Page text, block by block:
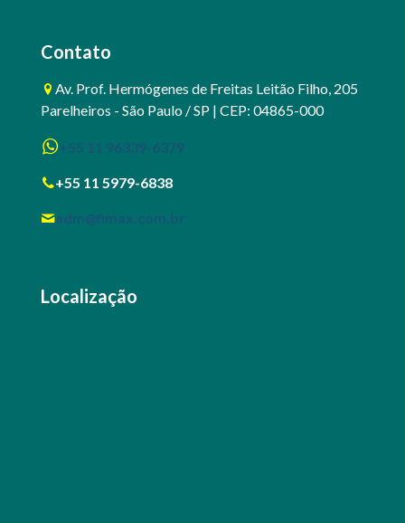
Contato
Av. Prof. Hermógenes de Freitas Leitão Filho, 205
Parelheiros - São Paulo / SP | CEP: 04865-000
+55 11 96339-6379
+55 11 5979-6838
adm@fimax.com.br
Localização